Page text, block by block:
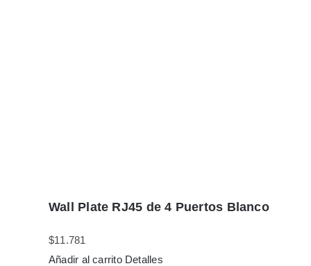
Wall Plate RJ45 de 4 Puertos Blanco
$11.781
Añadir al carrito Detalles